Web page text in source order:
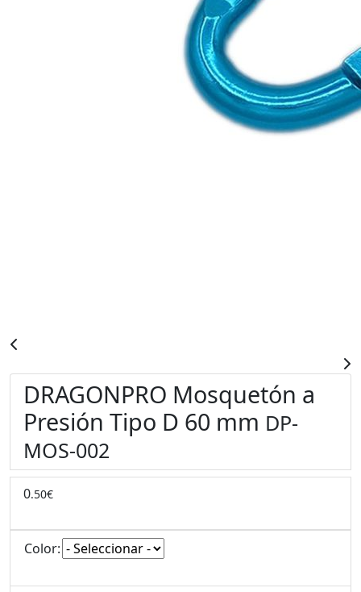
DRAGONPRO Mosquetón a
Presión Tipo D 60 mm DP-
MOS-002
0.50€
Color: